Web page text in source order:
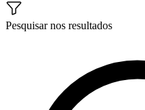
Pesquisar nos resultados